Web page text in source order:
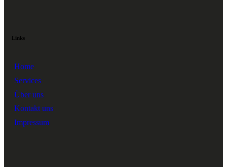
Links
Home
Services
Über uns
Kontakt uns
Impressum